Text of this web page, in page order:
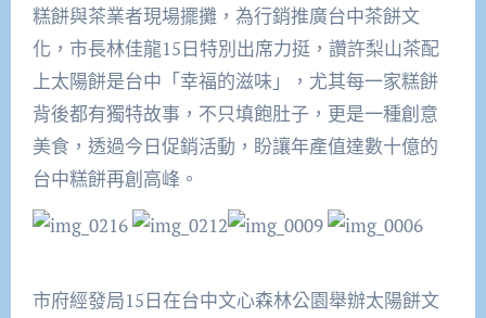
糕餅與茶業者現場擺攤，為行銷推廣台中茶餅文
化，市長林佳龍15日特別出席力挺，讚許梨山茶配
上太陽餅是台中「幸福的滋味」，尤其每一家糕餅
背後都有獨特故事，不只填飽肚子，更是一種創意
美食，透過今日促銷活動，盼讓年產值達數十億的
台中糕餅再創高峰。
市府經發局15日在台中文心森林公園舉辦太陽餅文